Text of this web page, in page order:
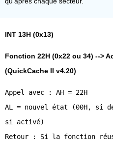
INT 13H (0x13)
Fonction 22H (0x22 ou 34) -->
(QuickCache II v4.20)
Appel avec : AH = 22H
AL = nouvel état (00H, si
si activé)
Retour : Si la fonction